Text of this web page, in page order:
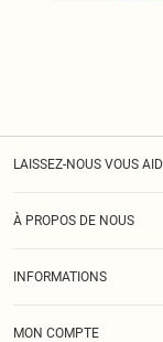
LAISSEZ-NOUS VOUS
À PROPOS DE NOUS
INFORMATIONS
MON COMPTE